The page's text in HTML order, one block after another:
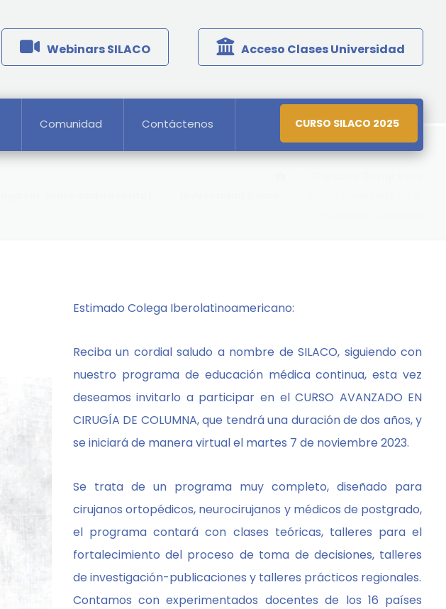
Acceso Clases Universidad
Webinars SILACO
Comunidad Contáctenos CURSO SILACO 2025
Estimado Colega Iberolatinoamericano:
Reciba un cordial saludo a nombre de SILACO, siguiendo con
nuestro programa de educación médica continua, esta vez
deseamos invitarlo a participar en el CURSO AVANZADO EN
CIRUGÍA DE COLUMNA, que tendrá una duración de dos años, y
se iniciará de manera virtual el martes 7 de noviembre 2023.
Se trata de un programa muy completo, diseñado para
cirujanos ortopédicos, neurocirujanos y médicos de postgrado,
el programa contará con clases teóricas, talleres para el
fortalecimiento del proceso de toma de decisiones, talleres
de investigación-publicaciones y talleres prácticos regionales.
Contamos con experimentados docentes de los 16 países